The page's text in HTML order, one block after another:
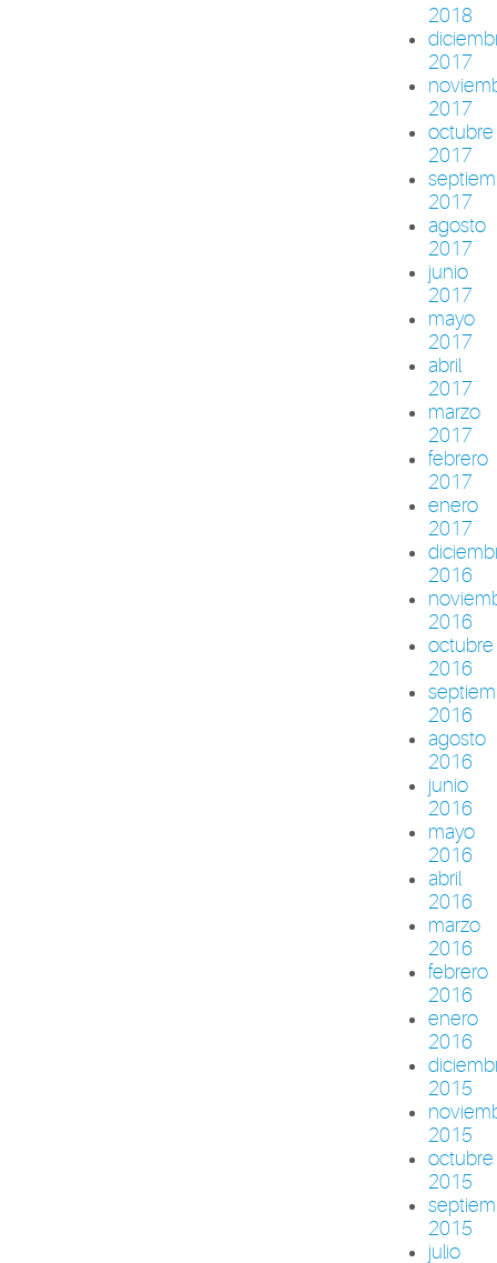
2018
2017
2017
octubre
2017
2017
agosto
2017
junio
2017
mayo
2017
abril
2017
marzo
2017
febrero
2017
enero
2017
2016
2016
octubre
2016
2016
agosto
2016
junio
2016
mayo
2016
abril
2016
marzo
2016
febrero
2016
enero
2016
2015
2015
octubre
2015
2015
julio